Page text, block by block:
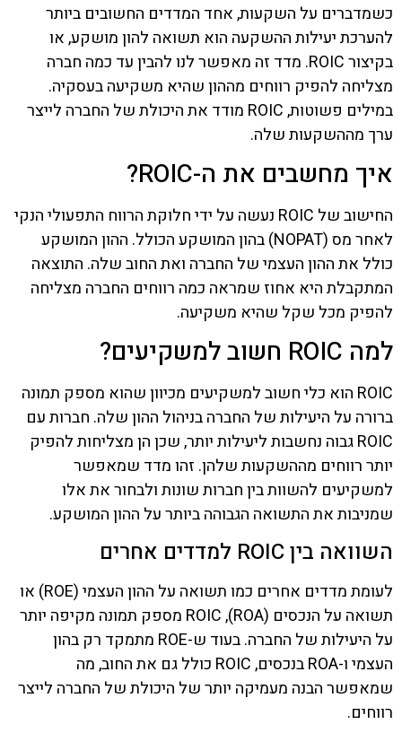
כשמדברים על השקעות, אחד המדדים החשובים ביותר
להערכת יעילות ההשקעה הוא תשואה להון מושקע, או
בקיצור ROIC. מדד זה מאפשר לנו להבין עד כמה חברה
מצליחה להפיק רווחים מההון שהיא משקיעה בעסקיה.
במילים פשוטות, ROIC מודד את היכולת של החברה לייצר
ערך מההשקעות שלה.
איך מחשבים את ה-ROIC?
החישוב של ROIC נעשה על ידי חלוקת הרווח התפעולי הנקי
לאחר מס (NOPAT) בהון המושקע הכולל. ההון המושקע
כולל את ההון העצמי של החברה ואת החוב שלה. התוצאה
המתקבלת היא אחוז שמראה כמה רווחים החברה מצליחה
להפיק מכל שקל שהיא משקיעה.
למה ROIC חשוב למשקיעים?
ROIC הוא כלי חשוב למשקיעים מכיוון שהוא מספק תמונה
ברורה על היעילות של החברה בניהול ההון שלה. חברות עם
ROIC גבוה נחשבות ליעילות יותר, שכן הן מצליחות להפיק
יותר רווחים מההשקעות שלהן. זהו מדד שמאפשר
למשקיעים להשוות בין חברות שונות ולבחור את אלו
שמניבות את התשואה הגבוהה ביותר על ההון המושקע.
השוואה בין ROIC למדדים אחרים
לעומת מדדים אחרים כמו תשואה על ההון העצמי (ROE) או
תשואה על הנכסים (ROA), ROIC מספק תמונה מקיפה יותר
על היעילות של החברה. בעוד ש-ROE מתמקד רק בהון
העצמי ו-ROA בנכסים, ROIC כולל גם את החוב, מה
שמאפשר הבנה מעמיקה יותר של היכולת של החברה לייצר
רווחים.